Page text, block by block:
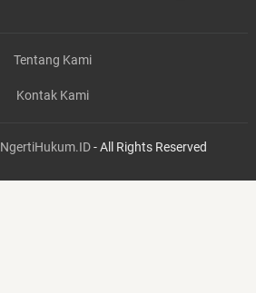
Tentang Kami
Kontak Kami
NgertiHukum.ID- All Rights Reserved